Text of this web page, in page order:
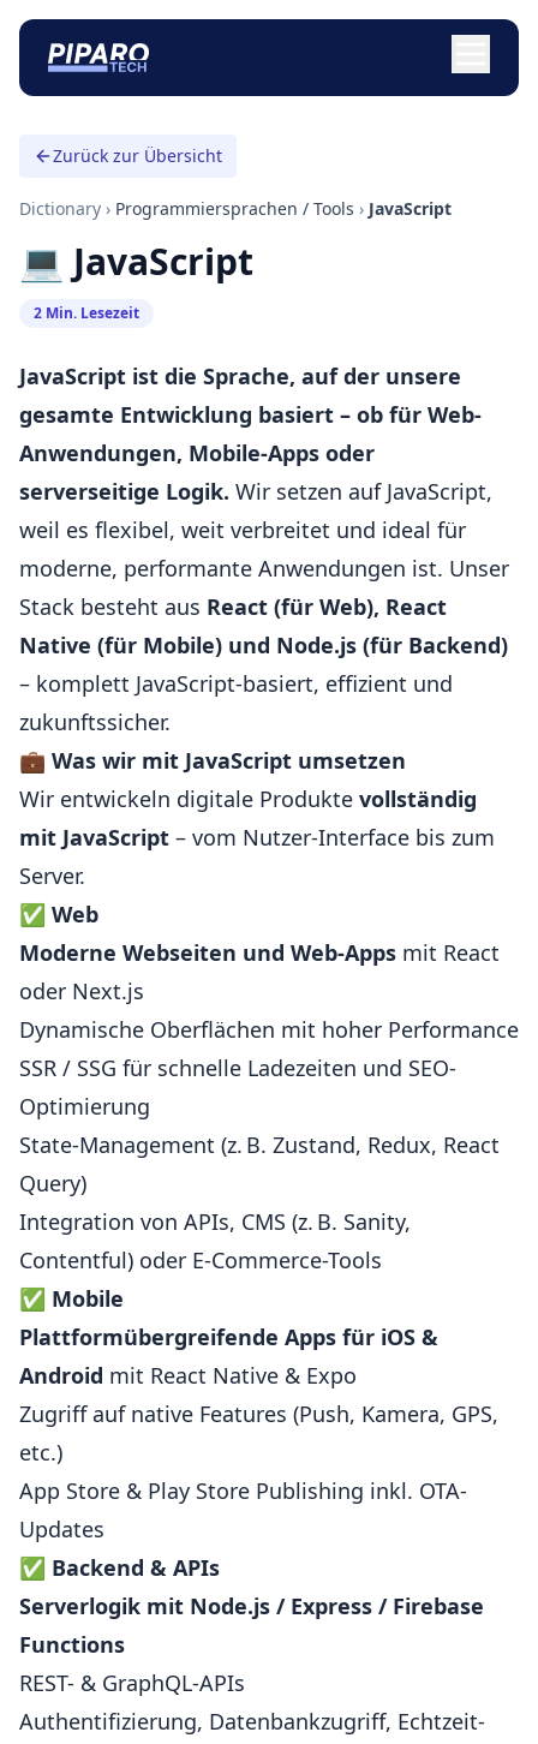
Zurück zur Übersicht
Dictionary › Programmiersprachen / Tools › JavaScript
💻 JavaScript
2 Min. Lesezeit
JavaScript ist die Sprache, auf der unsere
gesamte Entwicklung basiert – ob für Web-
Anwendungen, Mobile-Apps oder
serverseitige Logik. Wir setzen auf JavaScript,
weil es flexibel, weit verbreitet und ideal für
moderne, performante Anwendungen ist. Unser
Stack besteht aus React (für Web), React
Native (für Mobile) und Node.js (für Backend)
– komplett JavaScript-basiert, effizient und
zukunftssicher.
💼 Was wir mit JavaScript umsetzen
Wir entwickeln digitale Produkte vollständig
mit JavaScript – vom Nutzer-Interface bis zum
Server.
✅ Web
Moderne Webseiten und Web-Apps mit React
oder Next.js
Dynamische Oberflächen mit hoher Performance
SSR / SSG für schnelle Ladezeiten und SEO-
Optimierung
State-Management (z. B. Zustand, Redux, React
Query)
Integration von APIs, CMS (z. B. Sanity,
Contentful) oder E-Commerce-Tools
✅ Mobile
Plattformübergreifende Apps für iOS &
Android mit React Native & Expo
Zugriff auf native Features (Push, Kamera, GPS,
etc.)
App Store & Play Store Publishing inkl. OTA-
Updates
✅ Backend & APIs
Serverlogik mit Node.js / Express / Firebase
Functions
REST- & GraphQL-APIs
Authentifizierung, Datenbankzugriff, Echtzeit-